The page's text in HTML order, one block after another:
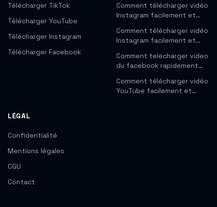
Télécharger TikTok
Télécharger YouTube
Télécharger Instagram
Télécharger Facebook
Comment télécharger vidéo
Instagram facilement et…
Comment télécharger vidéo
Instagram facilement et…
Comment telecharger video
du facebook rapidement…
Comment télécharger vidéo
YouTube facilement et…
LÉGAL
Confidentialité
Mentions légales
CGU
Contact